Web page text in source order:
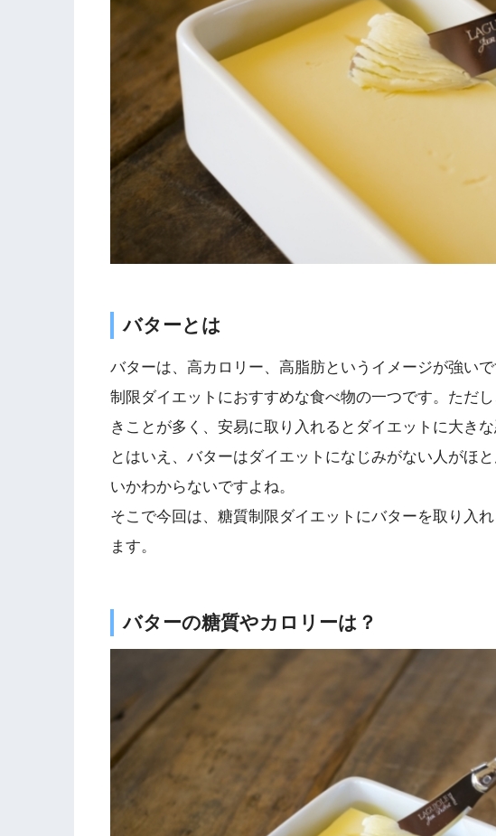
バターとは
バターは、高カロリー、高脂肪というイメージが強い
制限ダイエットにおすすめな食べ物の一つです。ただ
きことが多く、安易に取り入れるとダイエットに大きな
とはいえ、バターはダイエットになじみがない人がほ
いかわからないですよね。
そこで今回は、糖質制限ダイエットにバターを取り入
ます。
バターの糖質やカロリーは？